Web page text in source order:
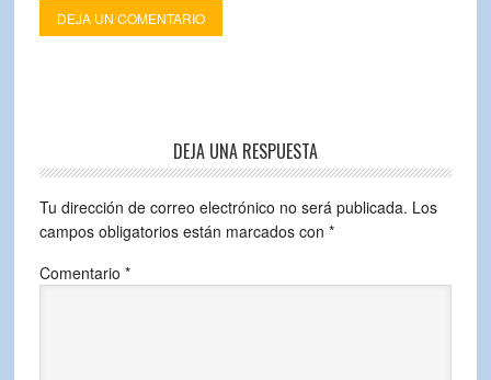
DEJA UN COMENTARIO
DEJA UNA RESPUESTA
Tu dirección de correo electrónico no será publicada. Los
campos obligatorios están marcados con *
Comentario *